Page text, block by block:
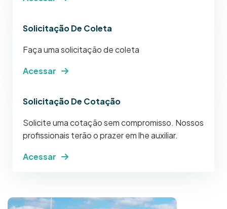
Solicitação De Coleta
Faça uma solicitação de coleta
Acessar
Solicitação De Cotação
Solicite uma cotação sem compromisso. Nossos
profissionais terão o prazer em lhe auxiliar.
Acessar